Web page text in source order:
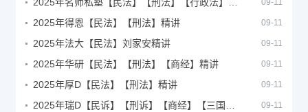
09-11
2025年得恩【民法】【刑法】精讲 09-11
2025年法大【民法】刘家安精讲 09-11
2025年华研【民法】【刑法】【商经】精讲 09-11
2025年厚D【民法】【刑法】精讲 09-11
09-11